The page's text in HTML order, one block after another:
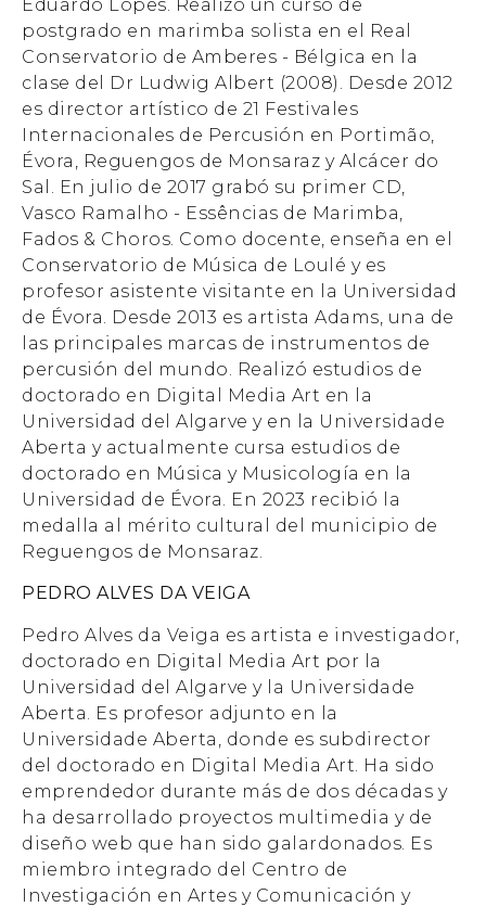
Eduardo Lopes. Realizó un curso de
postgrado en marimba solista en el Real
Conservatorio de Amberes - Bélgica en la
clase del Dr Ludwig Albert (2008). Desde 2012
es director artístico de 21 Festivales
Internacionales de Percusión en Portimão,
Évora, Reguengos de Monsaraz y Alcácer do
Sal. En julio de 2017 grabó su primer CD,
Vasco Ramalho - Essências de Marimba,
Fados & Choros. Como docente, enseña en el
Conservatorio de Música de Loulé y es
profesor asistente visitante en la Universidad
de Évora. Desde 2013 es artista Adams, una de
las principales marcas de instrumentos de
percusión del mundo. Realizó estudios de
doctorado en Digital Media Art en la
Universidad del Algarve y en la Universidade
Aberta y actualmente cursa estudios de
doctorado en Música y Musicología en la
Universidad de Évora. En 2023 recibió la
medalla al mérito cultural del municipio de
Reguengos de Monsaraz.
PEDRO ALVES DA VEIGA
Pedro Alves da Veiga es artista e investigador,
doctorado en Digital Media Art por la
Universidad del Algarve y la Universidade
Aberta. Es profesor adjunto en la
Universidade Aberta, donde es subdirector
del doctorado en Digital Media Art. Ha sido
emprendedor durante más de dos décadas y
ha desarrollado proyectos multimedia y de
diseño web que han sido galardonados. Es
miembro integrado del Centro de
Investigación en Artes y Comunicación y